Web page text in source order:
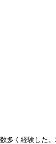
く経験した